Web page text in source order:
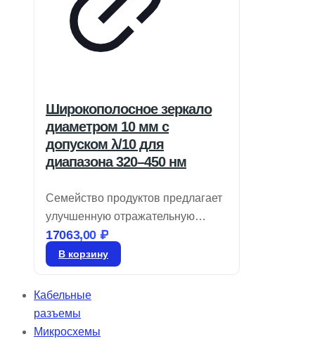
Широкополосное зеркало
диаметром 10 мм с
допуском λ/10 для
диапазона 320–450 нм
Семейство продуктов предлагает
улучшенную отражательную
способность и LIDT по сравнению
с металлическими покрытиями.
отражательную способность
17063,00 ₽
В корзину
Кабельные
разъемы
Микросхемы